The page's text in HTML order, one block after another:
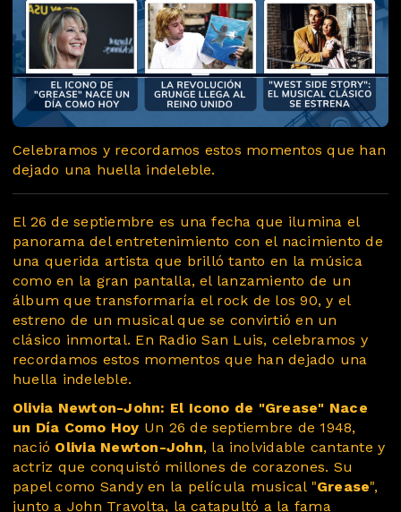
Celebramos y recordamos estos momentos que han
dejado una huella indeleble.
El 26 de septiembre es una fecha que ilumina el
panorama del entretenimiento con el nacimiento de
una querida artista que brilló tanto en la música
como en la gran pantalla, el lanzamiento de un
álbum que transformaría el rock de los 90, y el
estreno de un musical que se convirtió en un
clásico inmortal. En Radio San Luis, celebramos y
recordamos estos momentos que han dejado una
huella indeleble.
Olivia Newton-John: El Icono de "Grease" Nace
un Día Como Hoy Un 26 de septiembre de 1948,
nació Olivia Newton-John, la inolvidable cantante y
actriz que conquistó millones de corazones. Su
papel como Sandy en la película musical "Grease",
junto a John Travolta, la catapultó a la fama